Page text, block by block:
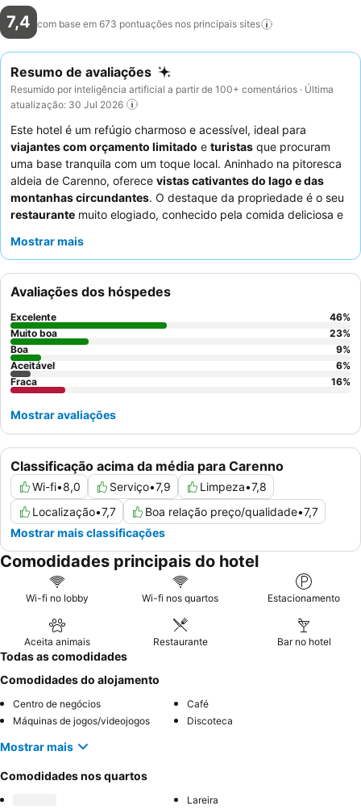
7,4 com base em 673 pontuações nos principais sites
Resumo de avaliações
Resumido por inteligência artificial a partir de 100+ comentários · Última
atualização: 30 Jul 2026
Este hotel é um refúgio charmoso e acessível, ideal para
viajantes com orçamento limitado e turistas que procuram
uma base tranquila com um toque local. Aninhado na pitoresca
aldeia de Carenno, oferece vistas cativantes do lago e das
montanhas circundantes. O destaque da propriedade é o seu
restaurante muito elogiado, conhecido pela comida deliciosa e
hóspedes elogiam consistentemente a
acolhedora e convidativa. Para a melhor experiência, peça um
quarto longe da pizzaria para garantir uma estadia mais
tranquila.
Mostrar mais
Classificação acima da média para Carenno
Wi-fi•8,0 Serviço•7,9 Limpeza•7,8
Localização•7,7 Boa relação preço/qualidade•7,7
Mostrar mais classificações
Avaliações dos hóspedes
Excelente 46%
Muito boa
23%
Boa
9%
Aceitável
6%
Fraca
16%
Mostrar avaliações
Comodidades principais do hotel
Wi-fi no lobby Wi-fi nos quartos Estacionamento
Aceita animais Restaurante Bar no hotel
Todas as comodidades
Comodidades do alojamento
Centro de negócios
Café
Máquinas de jogos/videojogos
Discoteca
Mostrar mais
Comodidades nos quartos
Lareira